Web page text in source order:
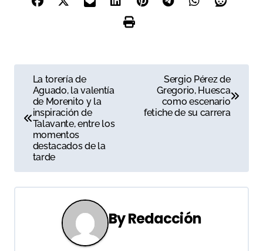
v
g
a
La torería de
Aguado, la valentía
de Morenito y la
inspiración de
Talavante, entre los
momentos
destacados de la
tarde
Sergio Pérez de
Gregorio, Huesca
como escenario
fetiche de su carrera
ByRedacción